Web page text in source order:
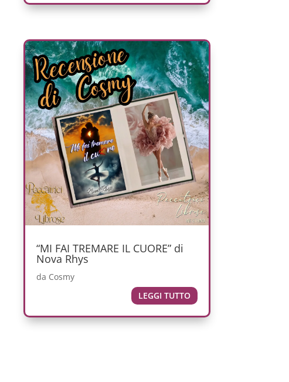
“MI FAI TREMARE IL CUORE” di
Nova Rhys
da Cosmy
LEGGI TUTTO